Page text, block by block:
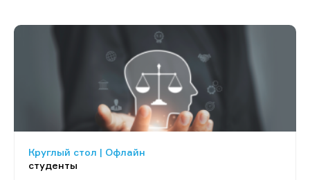
Круглый стол | Офлайн
студенты